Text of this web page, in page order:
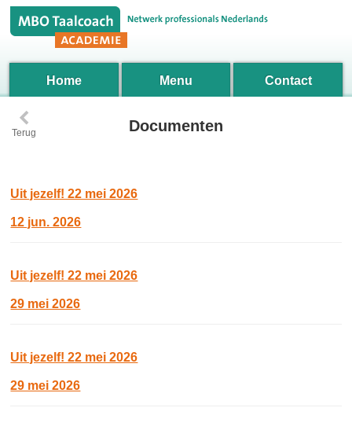
Home Menu Contact
‹
Terug Documenten
Uit jezelf! 22 mei 2026
12 jun. 2026
Uit jezelf! 22 mei 2026
29 mei 2026
Uit jezelf! 22 mei 2026
29 mei 2026